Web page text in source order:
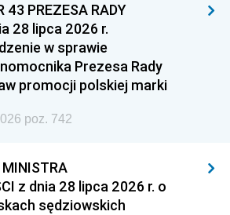
43 PREZESA RADY
28 lipca 2026 r.
w sprawie
Prezesa Rady
promocji polskiej marki
poz. 742
z dnia 28 lipca 2026 r. o
sędziowskich